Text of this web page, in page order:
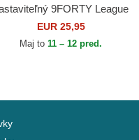
9FORTY League
New York Yankees
New Era
EUR 25,95
Maj to 11 – 12 pred.